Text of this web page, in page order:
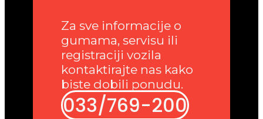
Za sve informacije o
gumama, servisu ili
registraciji vozila
kontaktirajte nas kako
biste dobili ponudu.
033/769-200